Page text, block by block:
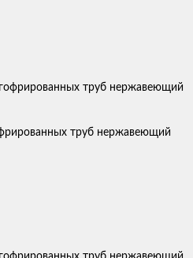
труб нержавеющий